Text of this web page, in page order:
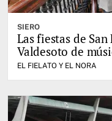
SIERO
Las fiestas de
Valdesoto de
EL FIELATO Y EL NORA